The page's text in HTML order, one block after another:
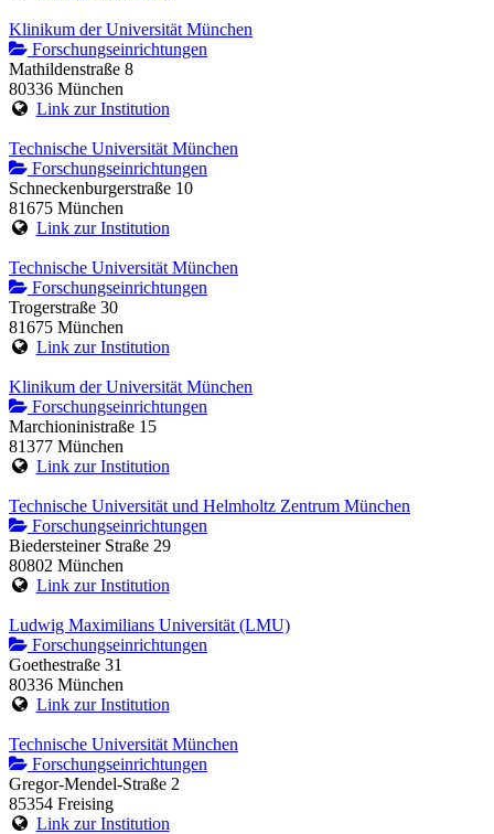
Klinikum der Universität München
Forschungseinrichtungen
Mathildenstraße 8
80336 München
Link zur Institution
Technische Universität München
Forschungseinrichtungen
Schneckenburgerstraße 10
81675 München
Link zur Institution
Technische Universität München
Forschungseinrichtungen
Trogerstraße 30
81675 München
Link zur Institution
Klinikum der Universität München
Forschungseinrichtungen
Marchioninistraße 15
81377 München
Link zur Institution
Technische Universität und Helmholtz Zentrum München
Forschungseinrichtungen
Biedersteiner Straße 29
80802 München
Link zur Institution
Ludwig Maximilians Universität (LMU)
Forschungseinrichtungen
Goethestraße 31
80336 München
Link zur Institution
Technische Universität München
Forschungseinrichtungen
Gregor-Mendel-Straße 2
85354 Freising
Link zur Institution